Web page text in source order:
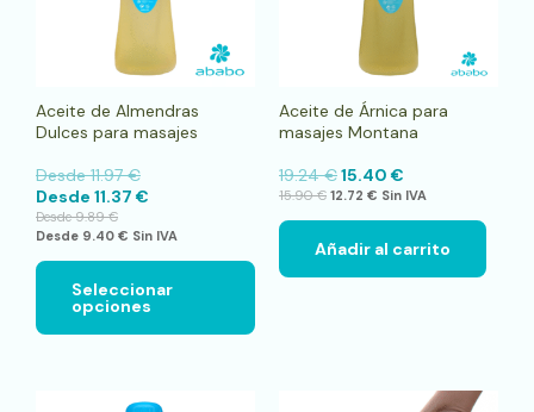
Aceite de Almendras
Dulces para masajes
Desde11.97€
Desde 11.37 €
Desde9.89€
Desde 9.40 € Sin IVA
Seleccionar
opciones
página
producto
Aceite de Árnica para
masajes Montana
19.24€15.40 €
15.90€ 12.72 € Sin IVA
Añadir al carrito